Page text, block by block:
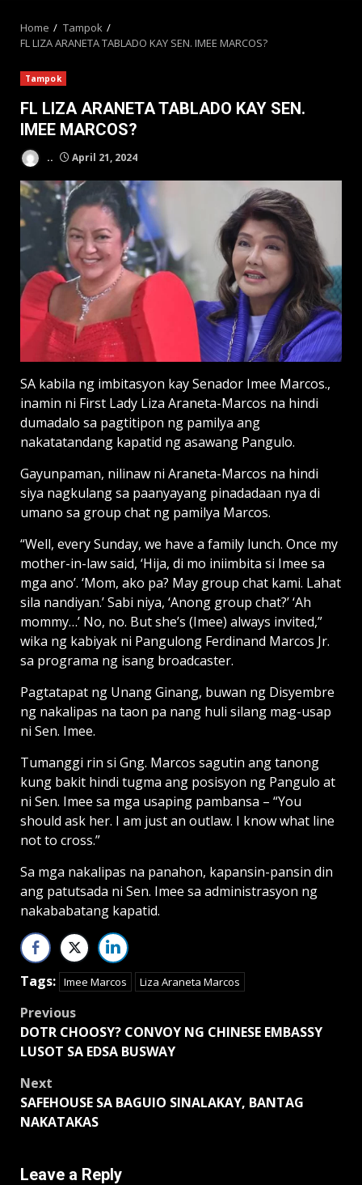
Home
Tampok
FL LIZA ARANETA TABLADO KAY SEN. IMEE MARCOS?
Tampok
FL LIZA ARANETA TABLADO KAY SEN.
IMEE MARCOS?
.. April 21, 2024
SA kabila ng imbitasyon kay Senador Imee Marcos.,
inamin ni First Lady Liza Araneta-Marcos na hindi
dumadalo sa pagtitipon ng pamilya ang
nakatatandang kapatid ng asawang Pangulo.
Gayunpaman, nilinaw ni Araneta-Marcos na hindi
siya nagkulang sa paanyayang pinadadaan nya di
umano sa group chat ng pamilya Marcos.
“Well, every Sunday, we have a family lunch. Once my
mother-in-law said, ‘Hija, di mo iniimbita si Imee sa
mga ano’. ‘Mom, ako pa? May group chat kami. Lahat
sila nandiyan.’ Sabi niya, ‘Anong group chat?’ ‘Ah
mommy…’ No, no. But she’s (Imee) always invited,”
wika ng kabiyak ni Pangulong Ferdinand Marcos Jr.
sa programa ng isang broadcaster.
Pagtatapat ng Unang Ginang, buwan ng Disyembre
ng nakalipas na taon pa nang huli silang mag-usap
ni Sen. Imee.
Tumanggi rin si Gng. Marcos sagutin ang tanong
kung bakit hindi tugma ang posisyon ng Pangulo at
ni Sen. Imee sa mga usaping pambansa – “You
should ask her. I am just an outlaw. I know what line
not to cross.”
Sa mga nakalipas na panahon, kapansin-pansin din
ang patutsada ni Sen. Imee sa administrasyon ng
nakababatang kapatid.
Tags: Imee Marcos Liza Araneta Marcos
Post
navigation
Previous
DOTR CHOOSY? CONVOY NG CHINESE EMBASSY
LUSOT SA EDSA BUSWAY
Next
SAFEHOUSE SA BAGUIO SINALAKAY, BANTAG
NAKATAKAS
Leave a Reply